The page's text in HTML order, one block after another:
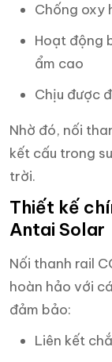
Chống oxy
Hoạt động
ẩm cao
Chịu được
Nhờ đó, nối
kết cấu trong
trời.
Thiết kế
Antai Solar
Nối thanh rail
hoàn hảo với
đảm bảo:
Liên kết